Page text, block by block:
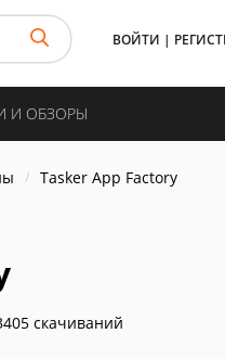
ВОЙТИ |
И ОБЗОРЫ
Tasker App Factory
скачиваний